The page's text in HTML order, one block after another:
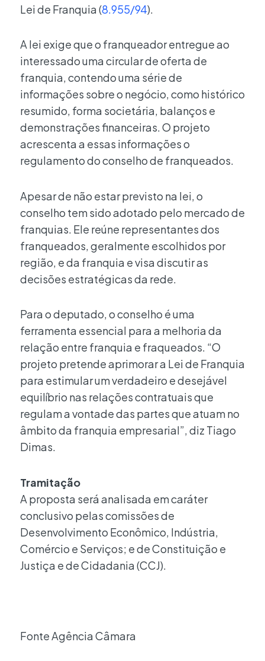
Lei de Franquia (8.955/94).
A lei exige que o franqueador entregue ao
interessado uma circular de oferta de
franquia, contendo uma série de
informações sobre o negócio, como histórico
resumido, forma societária, balanços e
demonstrações financeiras. O projeto
acrescenta a essas informações o
regulamento do conselho de franqueados.
Apesar de não estar previsto na lei, o
conselho tem sido adotado pelo mercado de
franquias. Ele reúne representantes dos
franqueados, geralmente escolhidos por
região, e da franquia e visa discutir as
decisões estratégicas da rede.
Para o deputado, o conselho é uma
ferramenta essencial para a melhoria da
relação entre franquia e fraqueados. “O
projeto pretende aprimorar a Lei de Franquia
para estimular um verdadeiro e desejável
equilíbrio nas relações contratuais que
regulam a vontade das partes que atuam no
âmbito da franquia empresarial”, diz Tiago
Dimas.
Tramitação
A proposta será analisada em caráter
conclusivo pelas comissões de
Desenvolvimento Econômico, Indústria,
Comércio e Serviços; e de Constituição e
Justiça e de Cidadania (CCJ).
Fonte Agência Câmara